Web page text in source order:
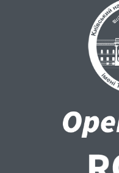
питань
отриманих
трекінгових
сценаріїв
У роботі
функціонування
користувачів
також ризики,
профілів та